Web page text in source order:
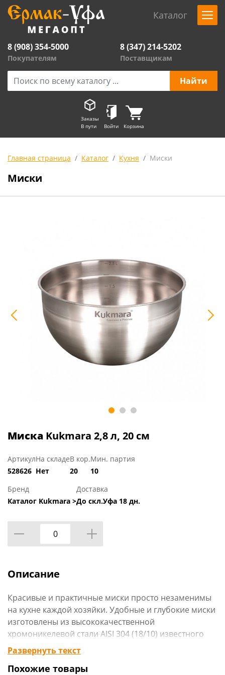
Каталог
8 (908) 354-5000
Покупателям
8 (347) 214-5202
Поставщикам
Заказы
В пути
Войти Корзина
Главная страница Каталог Кухня Миски
Миски
Миска Kukmara 2,8 л, 20 см
Артикул
528626
На складе
Нет
В кор.
20
Мин. партия
10
Бренд
Каталог Kukmara >
Доставка
До скл.Уфа 18 дн.
Описание
Красивые и практичные миски просто незаменимы
на кухне каждой хозяйки. Удобные и глубокие миски
изготовлены из высококачественной
хромоникелевой стали AISI 304 (18/10) известного
мирового производителя нержавеющей стали -
южнокорейского концерна «POSCO», который
является лидером в производстве нержавеющей
Развернуть текст
Похожие товары